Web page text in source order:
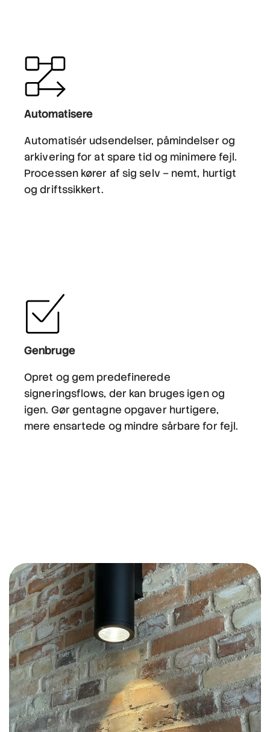
Automatisere
Automatisér udsendelser, påmindelser og
arkivering for at spare tid og minimere fejl.
Processen kører af sig selv – nemt, hurtigt
og driftssikkert.
Genbruge
Opret og gem predefinerede
signeringsflows, der kan bruges igen og
igen. Gør gentagne opgaver hurtigere,
mere ensartede og mindre sårbare for fejl.